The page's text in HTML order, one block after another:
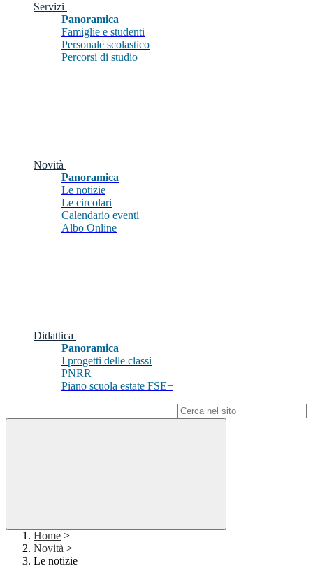
Servizi
Panoramica
Famiglie e studenti
Personale scolastico
Percorsi di studio
Novità
Panoramica
Le notizie
Le circolari
Calendario eventi
Albo Online
Didattica
Panoramica
I progetti delle classi
PNRR
Piano scuola estate FSE+
Home >
Novità >
Le notizie